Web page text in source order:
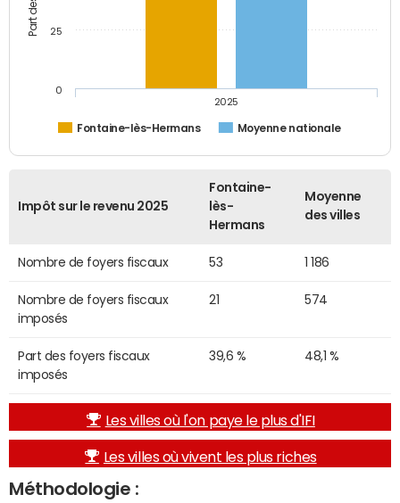
Fontaine-lès-Hermans Moyenne nationale
2025
0
25
Impôt sur le revenu 2025
Fontaine-
lès-
Hermans
Moyenne
des villes
Nombre de foyers fiscaux 53 1 186
Nombre de foyers fiscaux
imposés
21 574
Part des foyers fiscaux
imposés
39,6 % 48,1 %
Les villes où l'on paye le plus d'IFI
Les villes où vivent les plus riches
Méthodologie :